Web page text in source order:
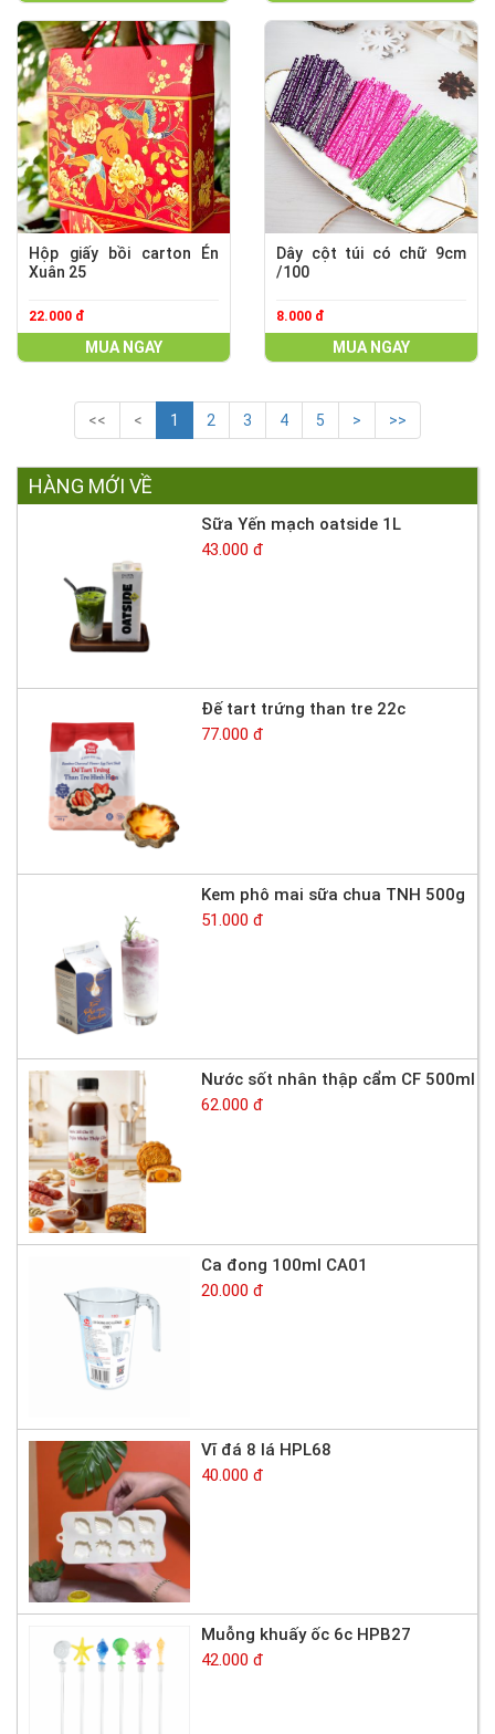
Hộp giấy bồi carton Én
Xuân 25
22.000 đ
MUA NGAY
Dây cột túi có chữ 9cm
/100
8.000 đ
MUA NGAY
<< < 1 2 3 4 5 > >>
HÀNG MỚI VỀ
Sữa Yến mạch oatside 1L
43.000 đ
Đế tart trứng than tre 22c
77.000 đ
Kem phô mai sữa chua TNH 500g
51.000 đ
Nước sốt nhân thập cẩm CF 500ml
62.000 đ
Ca đong 100ml CA01
20.000 đ
Vĩ đá 8 lá HPL68
40.000 đ
Muỗng khuấy ốc 6c HPB27
42.000 đ